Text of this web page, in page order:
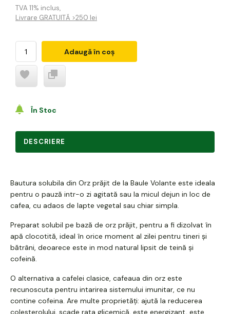
TVA 11% inclus,
Livrare GRATUITĂ >250 lei
Adaugă în coș
În Stoc
DESCRIERE
Bautura solubila din Orz prăjit de la Baule Volante este ideala
pentru o pauză intr-o zi agitată sau la micul dejun in loc de
cafea, cu adaos de lapte vegetal sau chiar simpla.
Preparat solubil pe bază de orz prăjit, pentru a fi dizolvat în
apă clocotită, ideal în orice moment al zilei pentru tineri și
bătrâni, deoarece este in mod natural lipsit de teină și
cofeină.
O alternativa a cafelei clasice, cafeaua din orz este
recunoscuta pentru intarirea sistemului imunitar, ce nu
contine cofeina. Are multe proprietăți: ajută la reducerea
colesterolului, scade rata glicemică, este energizant, este